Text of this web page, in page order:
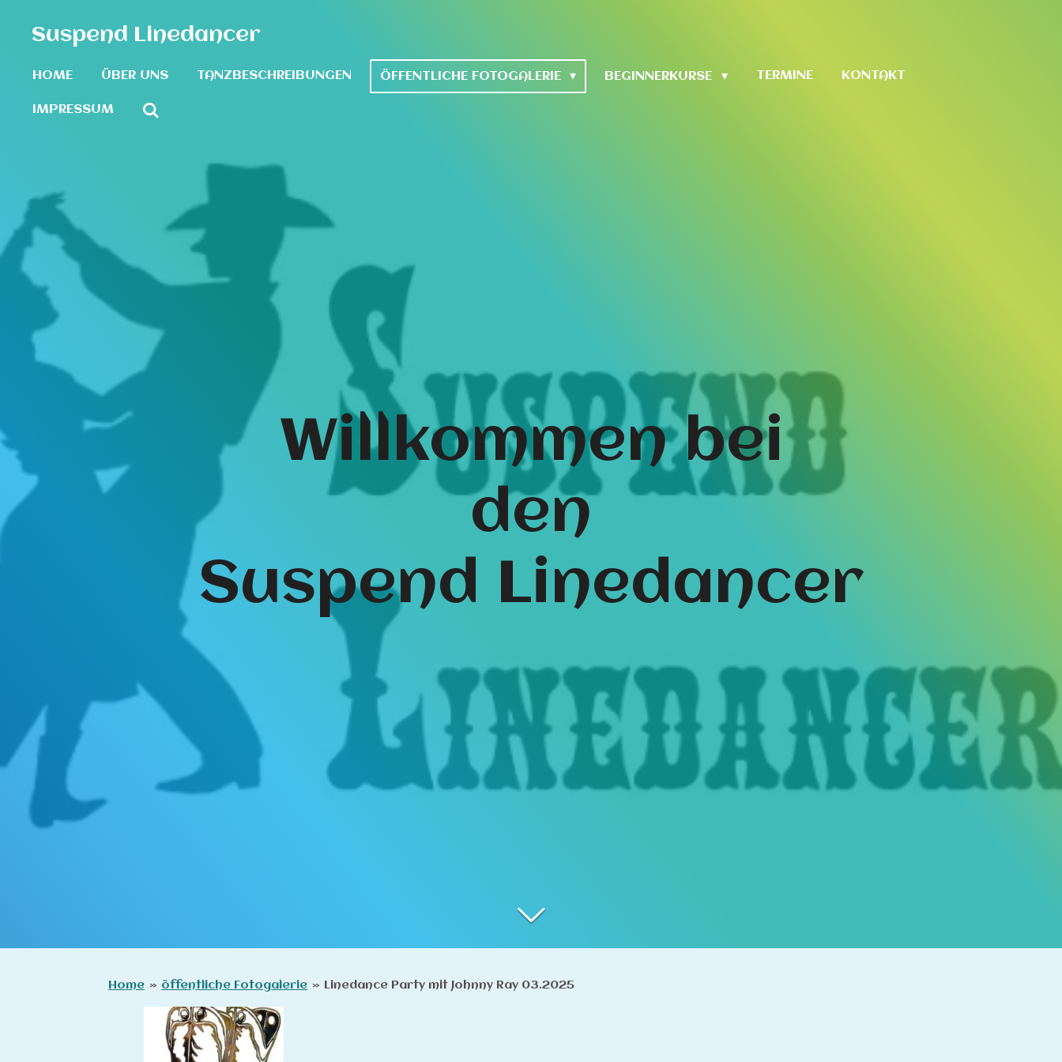
Hauptinhalt
Suspend Linedancer
HOME ÜBER UNS TANZBESCHREIBUNGEN ÖFFENTLICHE FOTOGALERIE BEGINNERKURSE TERMINE KONTAKT
IMPRESSUM
Willkommen bei
den
Suspend Linedancer
Home » öffentliche Fotogalerie » Linedance Party mit Johnny Ray 03.2025